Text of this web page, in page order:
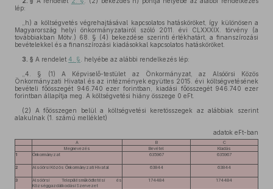
lép:
„h) a költségvetés végrehajtásával kapcsolatos hatásköröket, így különösen a
Magyarország helyi önkormányzatairól szóló 2011. évi CLXXXIX. törvény (a
továbbiakban Mötv.) 68. § (4) bekezdése szerinti értékhatárt, a finanszírozási
bevételekkel és a finanszírozási kiadásokkal kapcsolatos hatásköröket.
3. § A rendelet 4. § . helyébe az alábbi rendelkezés lép:
„4. § (1) A Képviselő-testület az Önkormányzat, az Alsóörsi Közös
Önkormányzati Hivatal és az intézmények együttes 2015. évi költségvetésének
bevételi főösszegét 946.740 ezer forintban, kiadási főösszegét 946.740 ezer
forintban állapítja meg. A költségvetési hiány összege 0 eFt.
(2) A főösszegen belül a költségvetési keretösszegek az alábbiak szerint
alakulnak (1. számú melléklet)
adatok eFt-ban
A B
C
Megnevezés
Bevétel
Kiadás
1
Önkormányzat 635967 635967
2 Alsóörsi Közös Önkormányzati Hivatal 63844 63844
3
Alsóörsi Településműködtetési és
Községgazdálkodási Szervezet
174484 174484